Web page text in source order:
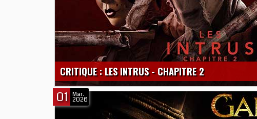
CRITIQUE : LES INTRUS - CHAPITRE 2
01 Mar.
2026